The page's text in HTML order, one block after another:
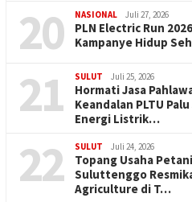
20 NASIONAL Juli 27, 2026
PLN Electric Run
Kampanye Hidup
21 SULUT Juli 25, 2026
Hormati Jasa
Keandalan PLTU
Energi Listrik…
22 SULUT Juli 24, 2026
Topang Usaha
Suluttenggo
Agriculture di T…